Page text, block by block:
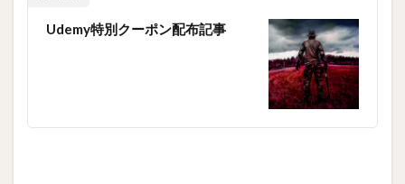
Udemy特別クーポン配布記事